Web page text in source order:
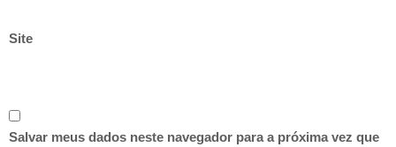
Site
Salvar meus dados neste navegador para a próxima vez que